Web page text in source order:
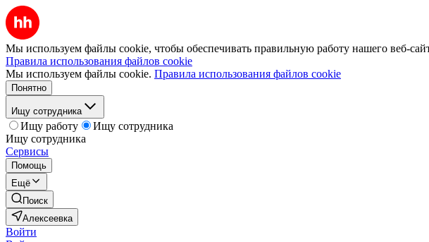
Мы используем файлы cookie, чтобы обеспечивать правильную работу нашего веб-
Правила использования файлов cookie
Мы используем файлы cookie. Правила использования файлов cookie
Понятно
Ищу сотрудника
Ищу работу
Ищу сотрудника
Ищу сотрудника
Сервисы
Помощь
Ещё
Поиск
Алексеевка
Войти